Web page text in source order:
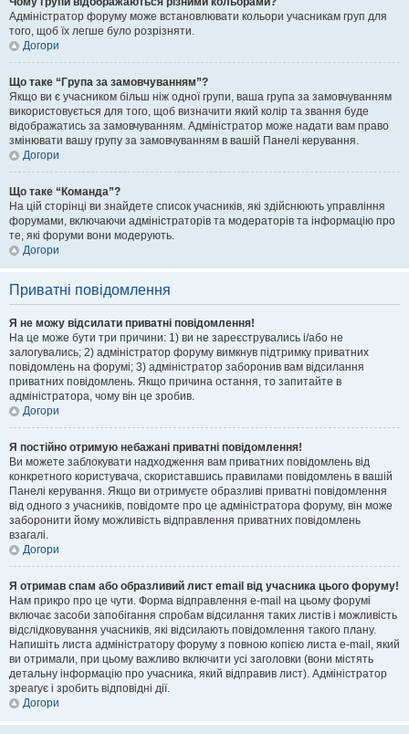
Адміністратор форуму може встановлювати кольори учасникам груп для
того, щоб їх легше було розрізняти.
Догори
Що таке “Група за замовчуванням”?
Якщо ви є учасником більш ніж одної групи, ваша група за замовчуванням
використовується для того, щоб визначити який колір та звання буде
відображатись за замовчуванням. Адміністратор може надати вам право
змінювати вашу групу за замовчуванням в вашій Панелі керування.
Догори
Що таке “Команда”?
На цій сторінці ви знайдете список учасників, які здійснюють управління
форумами, включаючи адміністраторів та модераторів та інформацію про
те, які форуми вони модерують.
Догори
Приватні повідомлення
Я не можу відсилати приватні повідомлення!
На це може бути три причини: 1) ви не зареєструвались і/або не
залогувались; 2) адміністратор форуму вимкнув підтримку приватних
повідомлень на форумі; 3) адміністратор заборонив вам відсилання
приватних повідомлень. Якщо причина остання, то запитайте в
адміністратора, чому він це зробив.
Догори
Я постійно отримую небажані приватні повідомлення!
Ви можете заблокувати надходження вам приватних повідомлень від
конкретного користувача, скориставшись правилами повідомлень в вашій
Панелі керування. Якщо ви отримуєте образливі приватні повідомлення
від одного з учасників, повідомте про це адміністратора форуму, він може
заборонити йому можливість відправлення приватних повідомлень
взагалі.
Догори
Я отримав спам або образливий лист email від учасника цього форуму!
Нам прикро про це чути. Форма відправлення e-mail на цьому форумі
включає засоби запобігання спробам відсилання таких листів і можливість
відслідковування учасників, які відсилають повідомлення такого плану.
Напишіть листа адміністратору форуму з повною копією листа e-mail, який
ви отримали, при цьому важливо включити усі заголовки (вони містять
детальну інформацію про учасника, який відправив лист). Адміністратор
зреагує і зробить відповідні дії.
Догори